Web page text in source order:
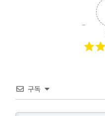
구독